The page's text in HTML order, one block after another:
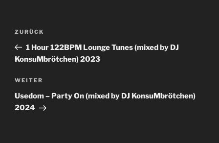
Beitrags-
Vorheriger
Beitrag
ZURÜCK
1 Hour 122BPM Lounge Tunes (mixed by DJ
KonsuMbrötchen) 2023
Nächster
Beitrag
WEITER
Usedom – Party On (mixed by DJ KonsuMbrötchen)
2024